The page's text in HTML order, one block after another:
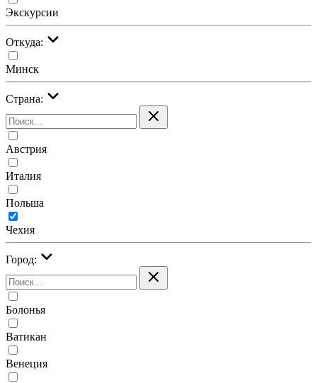
Экскурсии
Откуда:
Минск
Страна:
Австрия
Италия
Польша
Чехия
Город:
Болонья
Ватикан
Венеция